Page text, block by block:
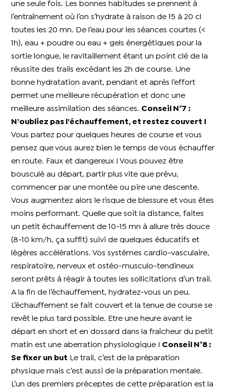
une seule fois. Les bonnes habitudes se prennent à
l’entraînement où l’on s’hydrate à raison de 15 à 20 cl
toutes les 20 mn. De l’eau pour les séances courtes (<
1h), eau + poudre ou eau + gels énergétiques pour la
sortie longue, le ravitaillement étant un point clé de la
réussite des trails excédant les 2h de course. Une
bonne hydratation avant, pendant et après l’effort
permet une meilleure récupération et donc une
meilleure assimilation des séances. Conseil N°7 :
N’oubliez pas l’échauffement, et restez couvert !
Vous partez pour quelques heures de course et vous
pensez que vous aurez bien le temps de vous échauffer
en route. Faux et dangereux ! Vous pouvez être
bousculé au départ, partir plus vite que prévu,
commencer par une montée ou pire une descente.
Vous augmentez alors le risque de blessure et vous êtes
moins performant. Quelle que soit la distance, faites
un petit échauffement de 10-15 mn à allure très douce
(8-10 km/h, ça suffit) suivi de quelques éducatifs et
légères accélérations. Vos systèmes cardio-vasculaire,
respiratoire, nerveux et ostéo-musculo-tendineux
seront prêts à réagir à toutes les sollicitations d’un trail.
A la fin de l’échauffement, hydratez-vous un peu.
L’échauffement se fait couvert et la tenue de course se
revêt le plus tard possible. Etre une heure avant le
départ en short et en dossard dans la fraîcheur du petit
matin est une aberration physiologique ! Conseil N°8 :
Se fixer un but
Le trail, c’est de la préparation
physique mais c’est aussi de la préparation mentale.
L’un des premiers préceptes de cette préparation est la